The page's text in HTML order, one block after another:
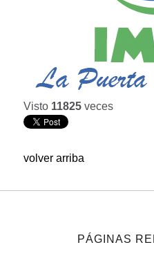
Visto 11825 veces
volver arriba
PÁGINAS